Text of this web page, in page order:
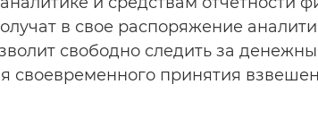
в свое распоряжение
свободно следить за
своевременного принятия